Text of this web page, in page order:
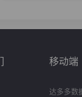
移动端
达多多数